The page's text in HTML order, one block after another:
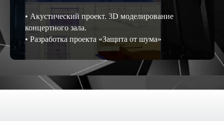
• Акустический проект. 3D моделирование
концертного зала.
• Разработка проекта «Защита от шума»